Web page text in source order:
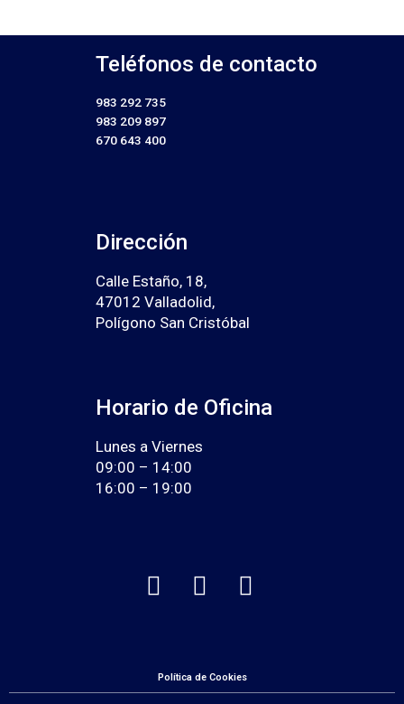
Teléfonos de contacto
983 292 735
983 209 897
670 643 400
Dirección
Calle Estaño, 18,
47012 Valladolid,
Polígono San Cristóbal
Horario de Oficina
Lunes a Viernes
09:00 – 14:00
16:00 – 19:00
Política de Cookies